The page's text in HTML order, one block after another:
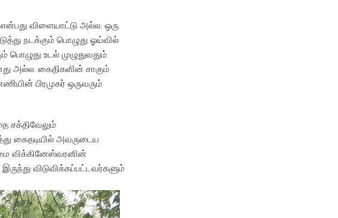
விளையாட்டு அல்ல. ஒரு
நடக்கும் பொழுது ஓய்வில்
உடல் முழுதுவதும்
அல்ல. கைதிகளின் சாகும்
பிரமுகர் ஒருவரும்
சக்திவேலும்
கைதடியில் அவருடைய
விக்கினேஸ்வரனின்
விடுவிக்கப்பட்டவர்களும்